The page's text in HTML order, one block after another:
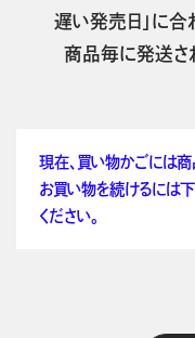
遅い発売日」に合
商品毎に発送さ
現在、買い物かごには商
お買い物を続けるには下
ください。